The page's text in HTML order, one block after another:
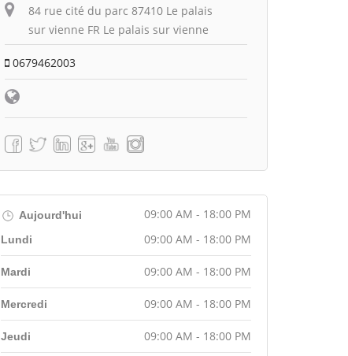
84 rue cité du parc 87410 Le palais
sur vienne FR Le palais sur vienne
0679462003
Aujourd'hui 09:00 AM - 18:00 PM
Lundi 09:00 AM - 18:00 PM
Mardi 09:00 AM - 18:00 PM
Mercredi 09:00 AM - 18:00 PM
Jeudi 09:00 AM - 18:00 PM